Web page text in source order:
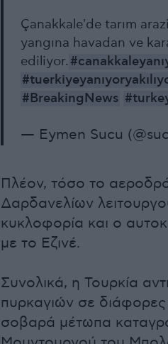
Çanakkale'de tarım
yangına havadan ve
ediliyor.
#BreakingNews‌
— Eymen Sucu
Πλέον, τόσο το
Δαρδανελίων
κυκλοφορία και ο
με το Εζινέ.
Συνολικά, η Τουρκία
πυρκαγιών σε
σοβαρά μέτωπα